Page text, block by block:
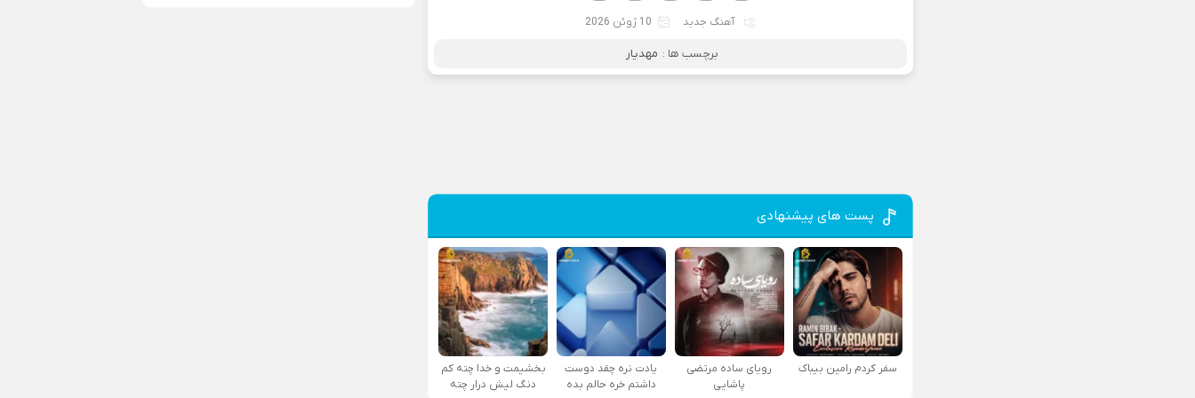
آهنگ جدید 10 ژوئن 2026
برچسب ها : مهدیار
پست های پیشنهادی
سفر کردم رامین بیباک
رویای ساده مرتضی
پاشایی
یادت نره چقد دوست
داشتم خره حالم بده
بخشیمت و خدا چته کم
دنگ لیش درار چته